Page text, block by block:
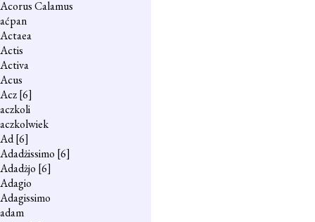
Acorus Calamus
aćpan
Actaea
Actis
Activa
Acus
Acz[6]
aczkoli
aczkolwiek
Ad[6]
Adadżissimo [6]
Adadżjo [6]
Adagio
Adagissimo
adam